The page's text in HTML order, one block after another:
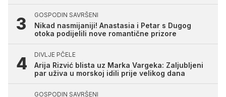
GOSPODIN SAVRŠENI
Nikad nasmijaniji! Anastasia i Petar s Dugog
otoka podijelili nove romantične prizore
DIVLJE PČELE
Arija Rizvić blista uz Marka Vargeka: Zaljubljeni
par uživa u morskoj idili prije velikog dana
GOSPODIN SAVRŠENI